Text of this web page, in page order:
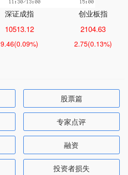
深证成指
10513.12
9.46(0.09%)
创业板指
2104.63
2.75(0.13%)
股票篇
专家点评
融资
投资者损失